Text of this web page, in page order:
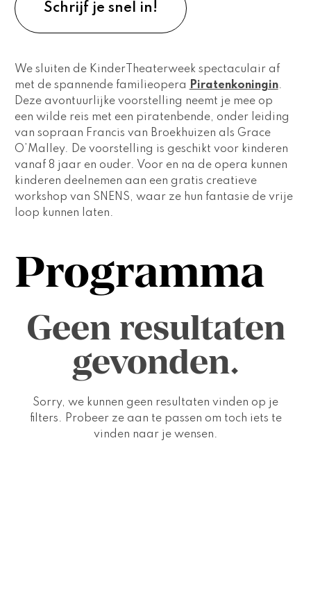
Schrijf je snel in!
We sluiten de KinderTheaterweek spectaculair af
met de spannende familieopera Piratenkoningin.
Deze avontuurlijke voorstelling neemt je mee op
een wilde reis met een piratenbende, onder leiding
van sopraan Francis van Broekhuizen als Grace
O’Malley. De voorstelling is geschikt voor kinderen
vanaf 8 jaar en ouder. Voor en na de opera kunnen
kinderen deelnemen aan een gratis creatieve
workshop van SNENS, waar ze hun fantasie de vrije
loop kunnen laten.
Programma
Geen resultaten
gevonden.
Sorry, we kunnen geen resultaten vinden op je
filters. Probeer ze aan te passen om toch iets te
vinden naar je wensen.